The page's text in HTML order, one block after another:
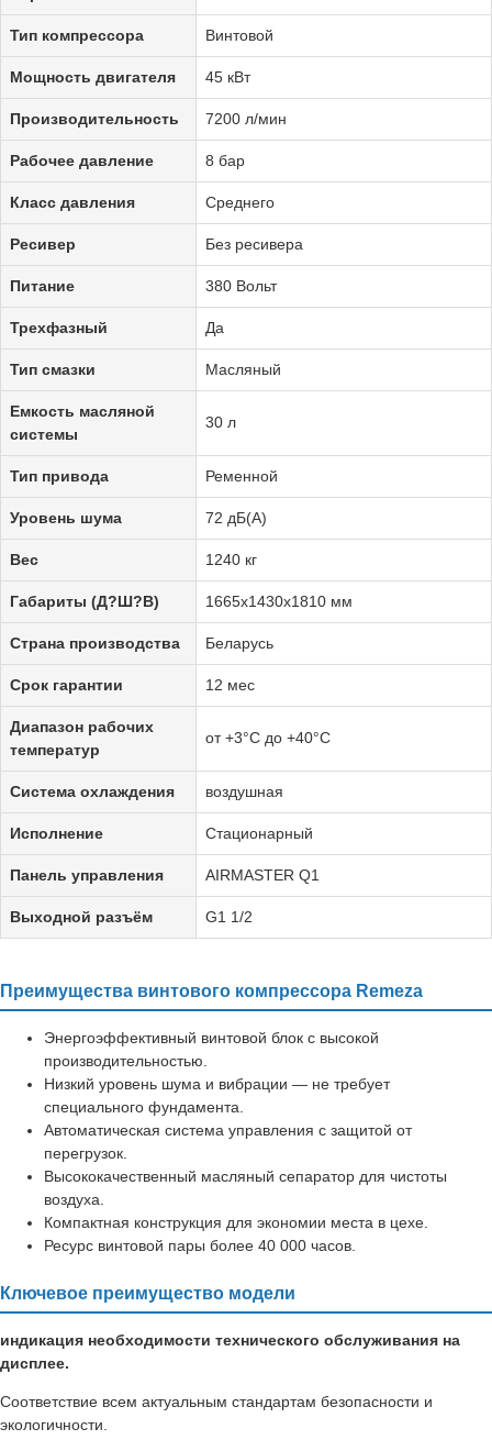
Тип компрессора Винтовой
Мощность двигателя 45 кВт
Производительность 7200 л/мин
Рабочее давление 8 бар
Класс давления Среднего
Ресивер Без ресивера
Питание 380 Вольт
Трехфазный Да
Тип смазки Масляный
Емкость масляной
системы
30 л
Тип привода Ременной
Уровень шума 72 дБ(А)
Вес 1240 кг
Габариты (Д?Ш?В) 1665х1430х1810 мм
Страна производства Беларусь
Срок гарантии 12 мес
Диапазон рабочих
температур
от +3°C до +40°C
Система охлаждения воздушная
Исполнение Стационарный
Панель управления AIRMASTER Q1
Выходной разъём G1 1/2
Преимущества винтового компрессора Remeza
Энергоэффективный винтовой блок с высокой
производительностью.
Низкий уровень шума и вибрации — не требует
специального фундамента.
Автоматическая система управления с защитой от
перегрузок.
Высококачественный масляный сепаратор для чистоты
воздуха.
Компактная конструкция для экономии места в цехе.
Ресурс винтовой пары более 40 000 часов.
Ключевое преимущество модели
индикация необходимости технического обслуживания на
дисплее.
Соответствие всем актуальным стандартам безопасности и
экологичности.